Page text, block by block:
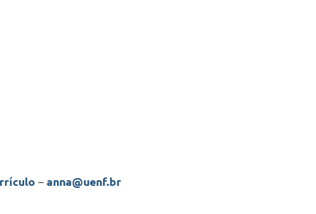
– anna@uenf.br